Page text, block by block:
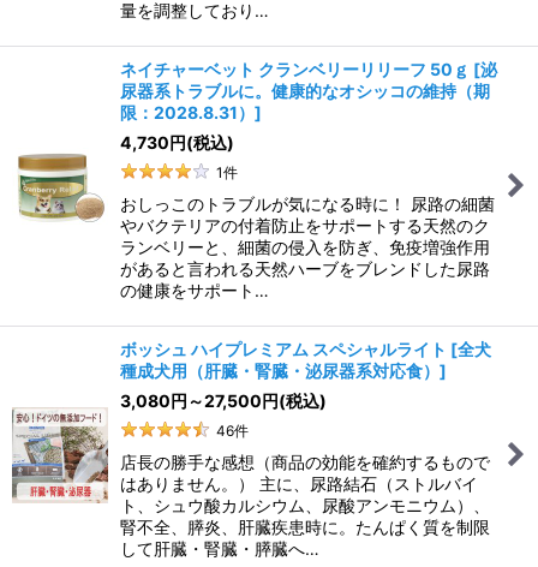
量を調整しており…
ネイチャーベット クランベリーリリーフ 50ｇ [泌
尿器系トラブルに。健康的なオシッコの維持（期
限：2028.8.31） ]
4,730 円(税込)
1件
おしっこのトラブルが気になる時に！ 尿路の細菌
やバクテリアの付着防止をサポートする天然のク
ランベリーと、細菌の侵入を防ぎ、免疫増強作用
があると言われる天然ハーブをブレンドした尿路
の健康をサポート…
ボッシュ ハイプレミアム スペシャルライト [全犬
種成犬用（肝臓・腎臓・泌尿器系対応食） ]
3,080円 ～27,500円(税込)
46件
店長の勝手な感想（商品の効能を確約するもので
はありません。） 主に、尿路結石（ストルバイ
ト、シュウ酸カルシウム、尿酸アンモニウム）、
腎不全、膵炎、肝臓疾患時に。たんぱく質を制限
して肝臓・腎臓・膵臓へ…